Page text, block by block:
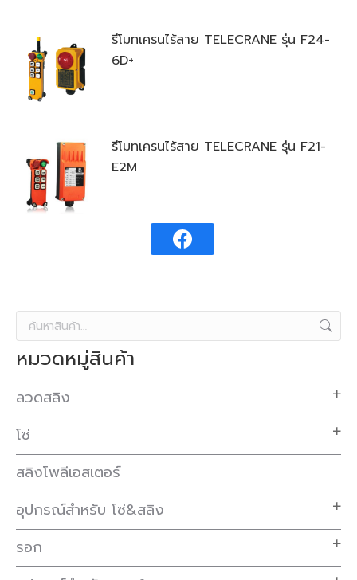
รีโมทเครนไร้สาย TELECRANE รุ่น F24-
6D+
รีโมทเครนไร้สาย TELECRANE รุ่น F21-
E2M
หมวดหมู่สินค้า
ลวดสลิง
โซ่
สลิงโพลีเอสเตอร์
อุปกรณ์สำหรับ โซ่&สลิง
รอก